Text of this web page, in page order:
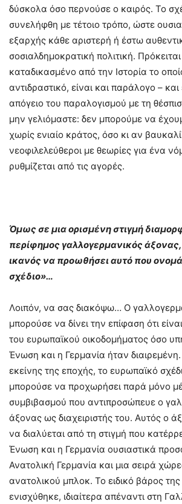
δύσκολα όσο περνούσε ο καιρός. Το
συνελήφθη με τέτοιο τρόπο, ώστε
εξαρχής κάθε αριστερή ή έστω
σοσιαλδημοκρατική πολιτική.
καταδικασμένο από την Ιστορία το
αντιδραστικό, είναι και παράλογο –
απόγειο του παραλογισμού με τη
μην γελιόμαστε: δεν μπορούμε να
χωρίς ενιαίο κράτος, όσο κι αν
νεοφιλελεύθεροι με θεωρίες για ένα
ρυθμίζεται από τις αγορές.
Όμως σε μια ορισμένη στιγμή
περίφημος γαλλογερμανικός
ικανός να προωθήσει αυτό που
σχέδιο»…
Λοιπόν, να σας διακόψω… Ο
μπορούσε να δίνει την επίφαση ότι
του ευρωπαϊκού οικοδομήματος όσο
Ένωση και η Γερμανία ήταν
εκείνης της εποχής, το ευρωπαϊκό
μπορούσε να προχωρήσει παρά μόνο
συμβιβασμού που αντιπροσώπευε ο
άξονας ως διαχειριστής του. Αυτός ο
να διαλύεται από τη στιγμή που
Ένωση και η Γερμανία ουσιαστικά
Ανατολική Γερμανία και μια σειρά
ανατολικού μπλοκ. Το ειδικό βάρος
ενισχύθηκε, ιδιαίτερα απέναντι στη